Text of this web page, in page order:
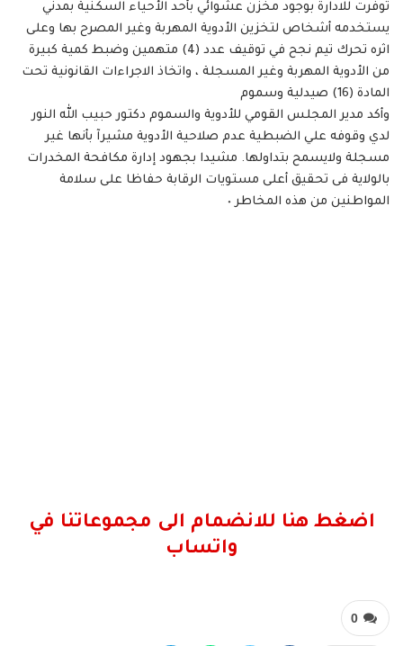
توفرت للادارة بوجود مخزن عشوائي بأحد الأحياء السكنية بمدني
يستخدمه أشخاص لتخزين الأدوية المهربة وغير المصرح بها وعلى
اثره تحرك تيم نجح في توقيف عدد (4) متهمين وضبط كمية كبيرة
من الأدوية المهربة وغير المسجلة ، واتخاذ الاجراءات القانونية تحت
المادة (16) صيدلية وسموم
وأكد مدير المجلس القومي للأدوية والسموم دكتور حبيب الله النور
لدي وقوفه علي الضبطية عدم صلاحية الأدوية مشيرآ بأنها غير
مسجلة ولايسمح بتداولها. مشيدا بجهود إدارة مكافحة المخدرات
بالولاية فى تحقيق أعلى مستويات الرقابة حفاظا على سلامة
المواطنين من هذه المخاطر ٠
اضغط هنا للانضمام الى مجموعاتنا في
واتساب
0